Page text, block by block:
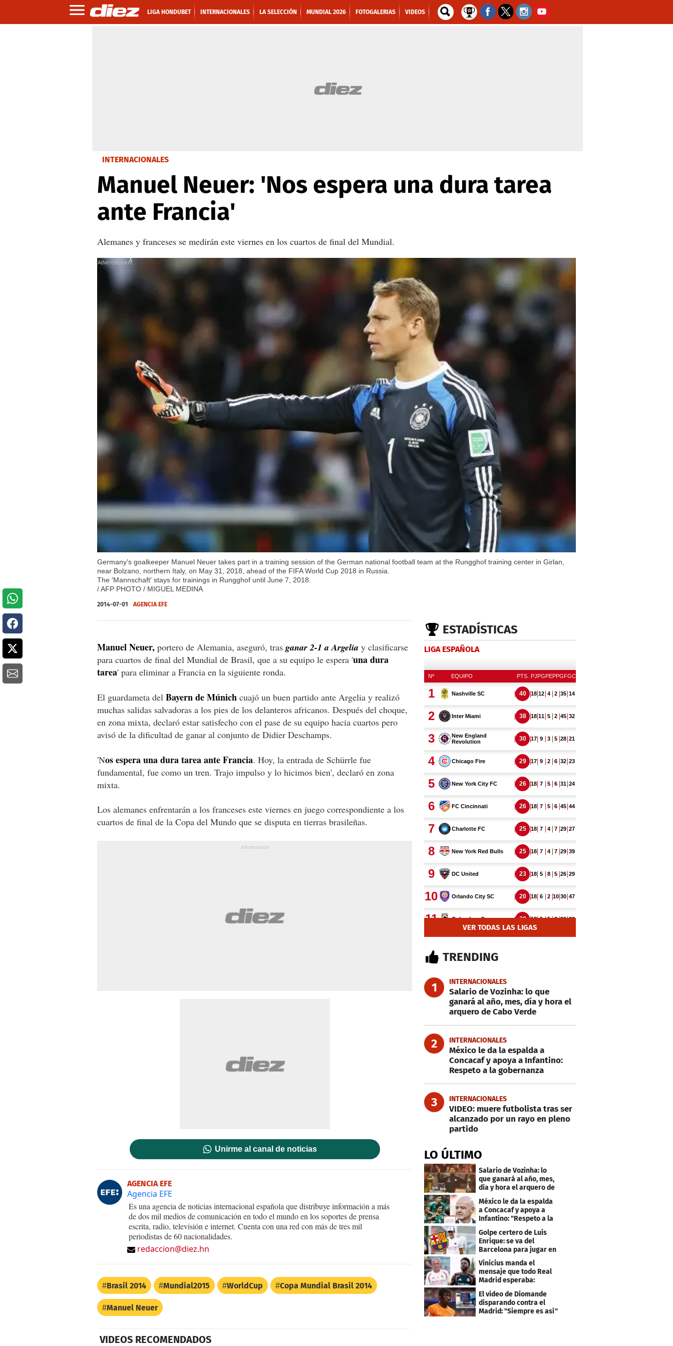
LIGA HONDUBET INTERNACIONALES LA SELECCIÓN MUNDIAL 2026 FOTOGALERIAS VIDEOS
INTERNACIONALES
Manuel Neuer: 'Nos espera una dura tarea
ante Francia'
Alemanes y franceses se medirán este viernes en los cuartos de final del Mundial.
Germany's goalkeeper Manuel Neuer takes part in a training session of the German national football team at the Rungghof training center in Girlan,
near Bolzano, northern Italy, on May 31, 2018, ahead of the FIFA World Cup 2018 in Russia.
The 'Mannschaft' stays for trainings in Rungghof until June 7, 2018.
/ AFP PHOTO / MIGUEL MEDINA
X
2014-07-01 AGENCIA EFE
Manuel Neuer, portero de Alemania, aseguró, tras ganar 2-1 a Argelia y clasificarse
para cuartos de final del Mundial de Brasil, que a su equipo le espera 'una dura
tarea' para eliminar a Francia en la siguiente ronda.
El guardameta del Bayern de Múnich cuajó un buen partido ante Argelia y realizó
muchas salidas salvadoras a los pies de los delanteros africanos. Después del choque,
en zona mixta, declaró estar satisfecho con el pase de su equipo hacia cuartos pero
avisó de la dificultad de ganar al conjunto de Didier Deschamps.
'Nos espera una dura tarea ante Francia. Hoy, la entrada de Schürrle fue
fundamental, fue como un tren. Trajo impulso y lo hicimos bien', declaró en zona
mixta.
Los alemanes enfrentarán a los franceses este viernes en juego correspondiente a los
cuartos de final de la Copa del Mundo que se disputa en tierras brasileñas.
Unirme al canal de noticias
AGENCIA EFE
Agencia EFE
Es una agencia de noticias internacional española que distribuye información a más
de dos mil medios de comunicación en todo el mundo en los soportes de prensa
escrita, radio, televisión e internet. Cuenta con una red con más de tres mil
periodistas de 60 nacionalidades.
redaccion@diez.hn
Brasil 2014 Mundial2015 WorldCup Copa Mundial Brasil 2014
Manuel Neuer
VIDEOS RECOMENDADOS
ESTADÍSTICAS
LIGA ESPAÑOLA
VER TODAS LAS LIGAS
TRENDING
1 INTERNACIONALES
Salario de Vozinha: lo que
ganará al año, mes, día y hora el
arquero de Cabo Verde
2 INTERNACIONALES
México le da la espalda a
Concacaf y apoya a Infantino:
Respeto a la gobernanza
3 INTERNACIONALES
VIDEO: muere futbolista tras ser
alcanzado por un rayo en pleno
partido
LO ÚLTIMO
Salario de Vozinha: lo
que ganará al año, mes,
día y hora el arquero de
Cabo Verde
México le da la espalda
a Concacaf y apoya a
Infantino: "Respeto a la
gobernanza"
Golpe certero de Luis
Enrique: se va del
Barcelona para jugar en
el PSG
Vinicius manda el
mensaje que todo Real
Madrid esperaba:
"Mourinho..."
El video de Diomande
disparando contra el
Madrid: "Siempre es así"